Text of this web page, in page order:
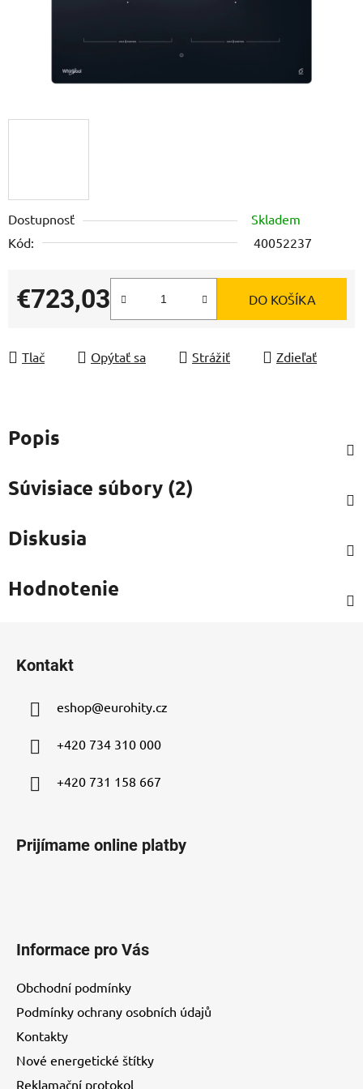
Dostupnosť
Skladem
Kód:
40052237
€723,03
Jednotková cena:
DO KOŠÍKA
Tlač Opýtať sa Strážiť Zdieľať
Popis
Súvisiace súbory (2)
Diskusia
Hodnotenie
Kontakt
eshop@eurohity.cz
+420 734 310 000
+420 731 158 667
Prijímame online platby
Informace pro Vás
Obchodní podmínky
Podmínky ochrany osobních údajů
Kontakty
Nové energetické štítky
Reklamační protokol